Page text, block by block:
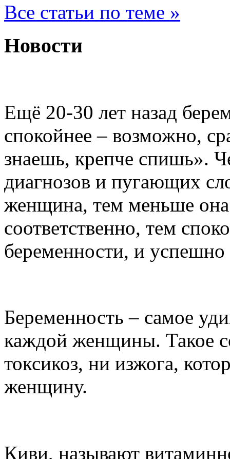
Все статьи по теме »
Новости
Ещё 20-30 лет назад
спокойнее – возможно,
знаешь, крепче спишь».
диагнозов и пугающих
женщина, тем меньше она
соответственно, тем
беременности, и
Беременность – самое
каждой женщины. Такое
токсикоз, ни изжога,
женщину.
Киви, называют